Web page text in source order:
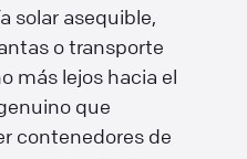
solar asequible,
o transporte
más lejos hacia el
que
contenedores de